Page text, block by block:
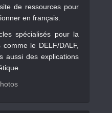
de ressources pour
en français.
spécialisés pour la
le DELF/DALF,
aussi des explications